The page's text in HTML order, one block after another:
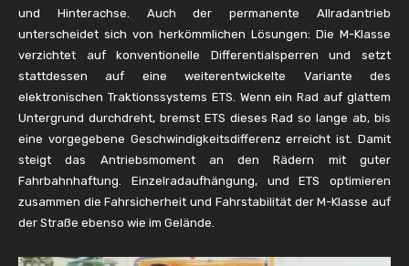
und Hinterachse. Auch der permanente Allradantrieb
unterscheidet sich von herkömmlichen Lösungen: Die M-Klasse
verzichtet auf konventionelle Differentialsperren und setzt
stattdessen auf eine weiterentwickelte Variante des
elektronischen Traktionssystems ETS. Wenn ein Rad auf glattem
Untergrund durchdreht, bremst ETS dieses Rad so lange ab, bis
eine vorgegebene Geschwindigkeitsdifferenz erreicht ist. Damit
steigt das Antriebsmoment an den Rädern mit guter
Fahrbahnhaftung. Einzelradaufhängung, und ETS optimieren
zusammen die Fahrsicherheit und Fahrstabilität der M-Klasse auf
der Straße ebenso wie im Gelände.